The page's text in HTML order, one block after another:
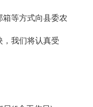
等方式向县委农
，我们将认真受